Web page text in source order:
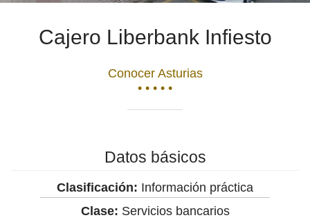
Cajero Liberbank Infiesto
Conocer Asturias
• • • • •
Datos básicos
Clasificación: Información práctica
Clase: Servicios bancarios